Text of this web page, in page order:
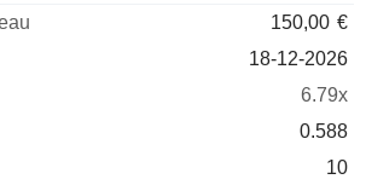
150,00 €
18-12-2026
6.79x
0.588
10